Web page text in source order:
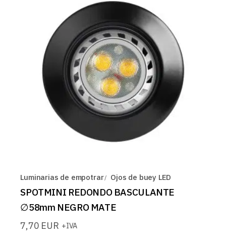
Luminarias de empotrar Ojos de buey LED
SPOTMINI REDONDO BASCULANTE
∅58mm NEGRO MATE
7,70 EUR +IVA